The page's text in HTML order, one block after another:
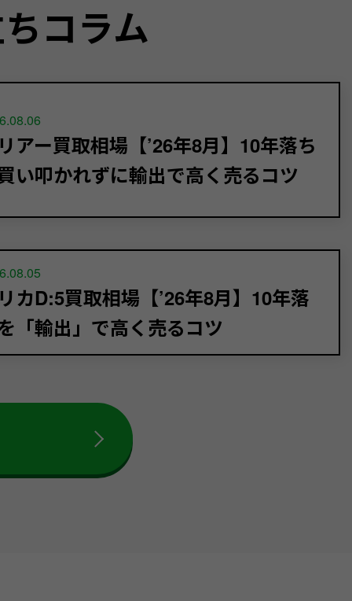
コラム
アー買取相場【’26年8月】10年落ち
い叩かれずに輸出で高く売るコツ
カD:5買取相場【’26年8月】10年落
「輸出」で高く売るコツ